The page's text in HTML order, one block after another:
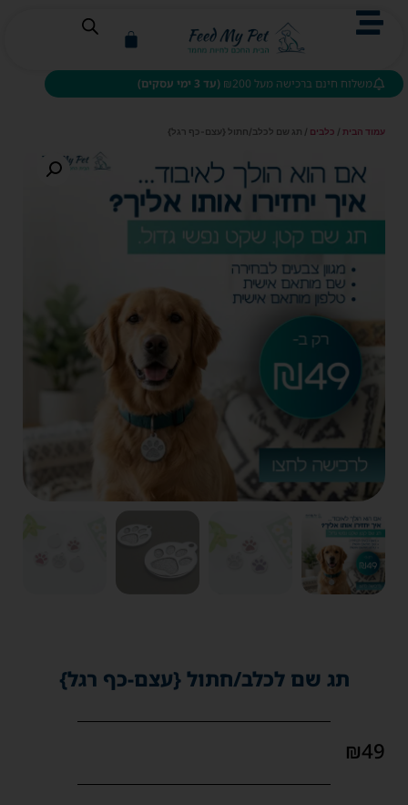
משלוח חינם ברכישה מעל ₪200 (עד 3 ימי עסקים)
תג שם לכלב/חתול {עצם-כף רגל}
₪49
עמוד הבית / כלבים / תג שם לכלב/חתול {עצם-כף רגל}